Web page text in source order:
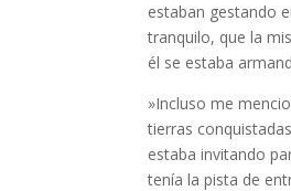
estaban gestando
tranquilo, que la
él se estaba
»Incluso me
tierras
estaba invitando
tenía la pista de